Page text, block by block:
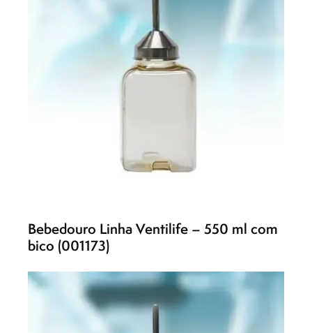
Bebedouro Linha Ventilife – 550 ml com
bico (001173)